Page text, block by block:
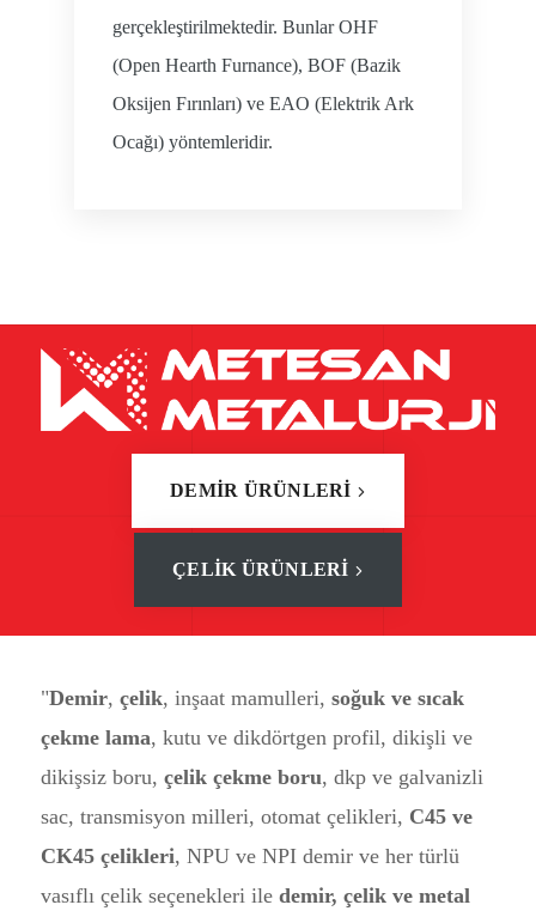
gerçekleştirilmektedir. Bunlar OHF
(Open Hearth Furnance), BOF (Bazik
Oksijen Fırınları) ve EAO (Elektrik Ark
Ocağı) yöntemleridir.
DEMİR ÜRÜNLERİ
ÇELİK ÜRÜNLERİ
"Demir, çelik, inşaat mamulleri, soğuk ve sıcak
çekme lama, kutu ve dikdörtgen profil, dikişli ve
dikişsiz boru, çelik çekme boru, dkp ve galvanizli
sac, transmisyon milleri, otomat çelikleri, C45 ve
CK45 çelikleri, NPU ve NPI demir ve her türlü
vasıflı çelik seçenekleri ile demir, çelik ve metal